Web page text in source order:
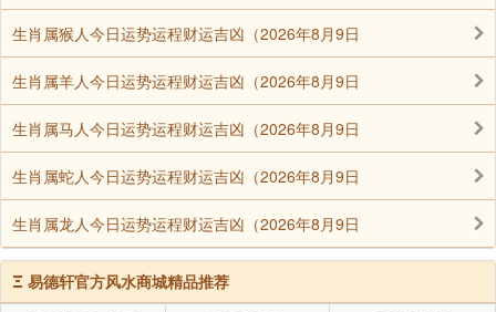
生肖属猴人今日运势运程财运吉凶（2026年8月9日
生肖属羊人今日运势运程财运吉凶（2026年8月9日
生肖属马人今日运势运程财运吉凶（2026年8月9日
生肖属蛇人今日运势运程财运吉凶（2026年8月9日
生肖属龙人今日运势运程财运吉凶（2026年8月9日
Ξ 易德轩官方风水商城精品推荐